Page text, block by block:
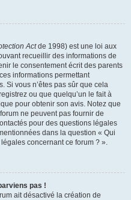
Actde 1998) est une loi aux
recueillir des informations de
le consentement écrit des parents
informations permettant
Si vous n’êtes pas sûr que cela
ou que quelqu’un le fait à
pour obtenir son avis. Notez que
ne peuvent pas fournir de
pour des questions légales
dans la question « Qui
concernant ce forum ? ».
pas !
ait désactivé la création de